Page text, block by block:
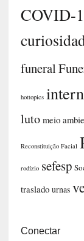
COVID-
funeral
hottopics
luto meio
Reconstituição Facial
rodízio sefesp
traslado urnas
Conectar